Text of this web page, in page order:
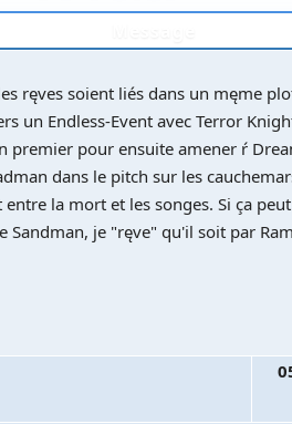
ręves soient liés dans un męme
un Endless-Event avec Terror
premier pour ensuite amener ŕ
dans le pitch sur les
la mort et les songes. Si ça
Sandman, je "ręve" qu'il soit par